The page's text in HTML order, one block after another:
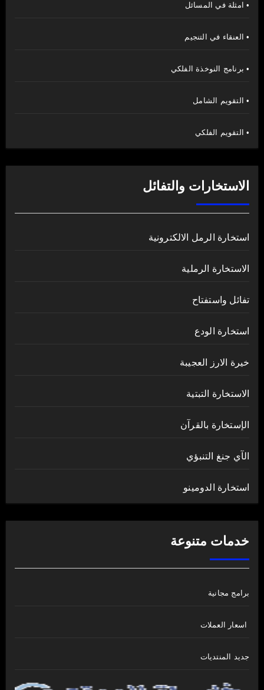
• امثلة في المسائل
• العنقاء في التنجيم
• برنامج النوخذة الفلكي
• التقويم الشامل
• التقويم الفلكي
الاستخارات والتفائل
استخارة الرمل الالكترونية
الاستخارة الرملية
تفائل واستفتاح
استخارة الودع
خيرة الارز العجيبة
الاستخارة التبتية
الإستخارة بالقرآن
الآي جنغ التنبؤي
استخارة الدومينو
خدمات متنوعة
برامج مجانية
اسعار العملات
جديد المنتديات